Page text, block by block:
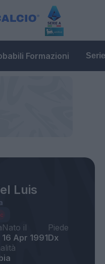
Formazioni
Luis
Nato il
16 Apr 1991
Piede
Dx